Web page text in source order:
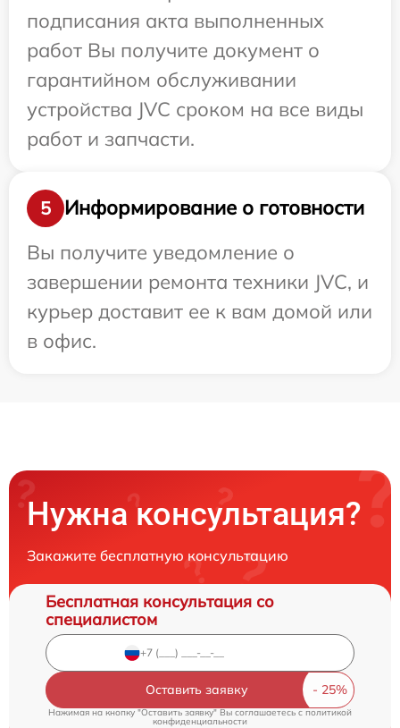
подписания акта выполненных
работ Вы получите документ о
гарантийном обслуживании
устройства JVC сроком на все виды
работ и запчасти.
5
Информирование о готовности
Вы получите уведомление о
завершении ремонта техники JVC, и
курьер доставит ее к вам домой или
в офис.
Нужна консультация?
Закажите бесплатную консультацию
Бесплатная консультация со
специалистом
Оставить заявку
Нажимая на кнопку "Оставить заявку" Вы соглашаетесь cполитикой
конфиденциальности